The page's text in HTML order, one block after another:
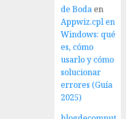
de Boda en
Appwiz.cpl en
Windows: qué
es, cómo
usarlo y cómo
solucionar
errores (Guía
2025)